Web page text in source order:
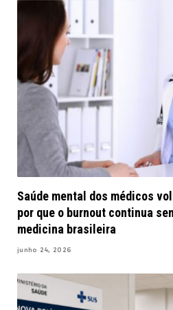
Saúde mental dos médicos
por que o burnout continua
medicina brasileira
junho 24, 2026